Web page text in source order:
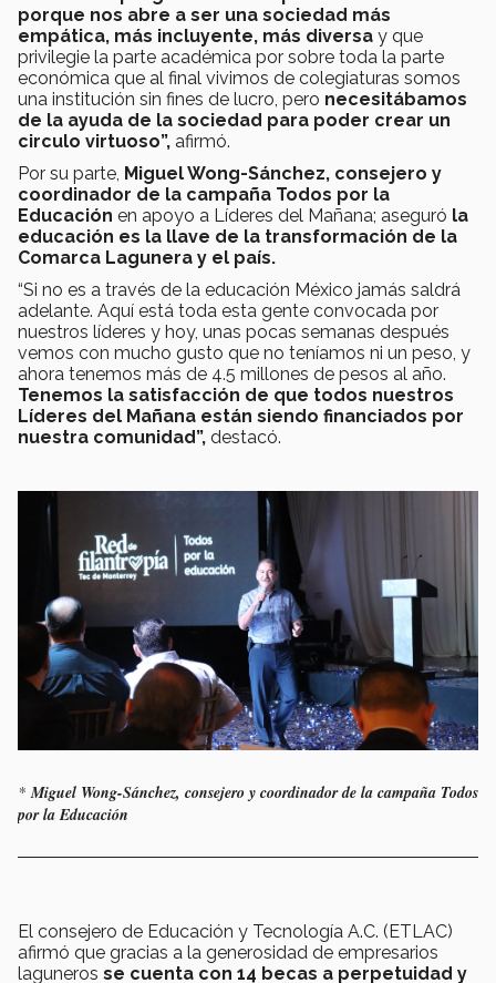
porque nos abre a ser una sociedad más
empática, más incluyente, más diversa y que
privilegie la parte académica por sobre toda la parte
económica que al final vivimos de colegiaturas somos
una institución sin fines de lucro, pero necesitábamos
de la ayuda de la sociedad para poder crear un
circulo virtuoso”, afirmó.
Por su parte, Miguel Wong-Sánchez, consejero y
coordinador de la campaña Todos por la
Educación en apoyo a Líderes del Mañana; aseguró la
educación es la llave de la transformación de la
Comarca Lagunera y el país.
“Si no es a través de la educación México jamás saldrá
adelante. Aquí está toda esta gente convocada por
nuestros líderes y hoy, unas pocas semanas después
vemos con mucho gusto que no teníamos ni un peso, y
ahora tenemos más de 4.5 millones de pesos al año.
Tenemos la satisfacción de que todos nuestros
Líderes del Mañana están siendo financiados por
nuestra comunidad”, destacó.
* Miguel Wong-Sánchez, consejero y coordinador de la campaña Todos
por la Educación
El consejero de Educación y Tecnología A.C. (ETLAC)
afirmó que gracias a la generosidad de empresarios
laguneros se cuenta con 14 becas a perpetuidad y